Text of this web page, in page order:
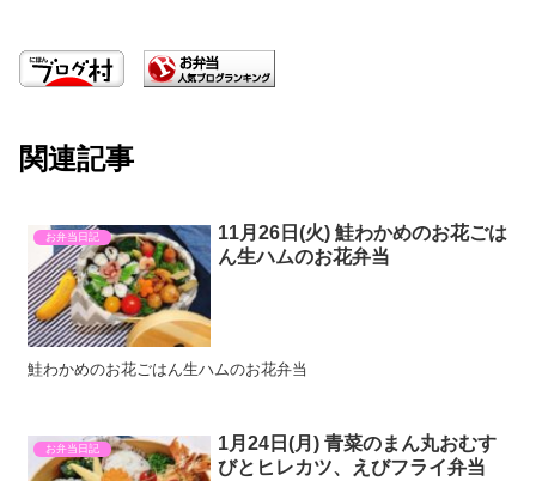
関連記事
お弁当日記
11月26日(火) 鮭わかめのお花ごは
ん生ハムのお花弁当
鮭わかめのお花ごはん生ハムのお花弁当
お弁当日記
1月24日(月) 青菜のまん丸おむす
びとヒレカツ、えびフライ弁当